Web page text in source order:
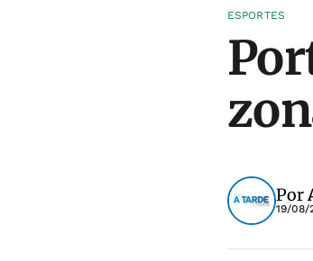
ESPORTES
Por
19/08/